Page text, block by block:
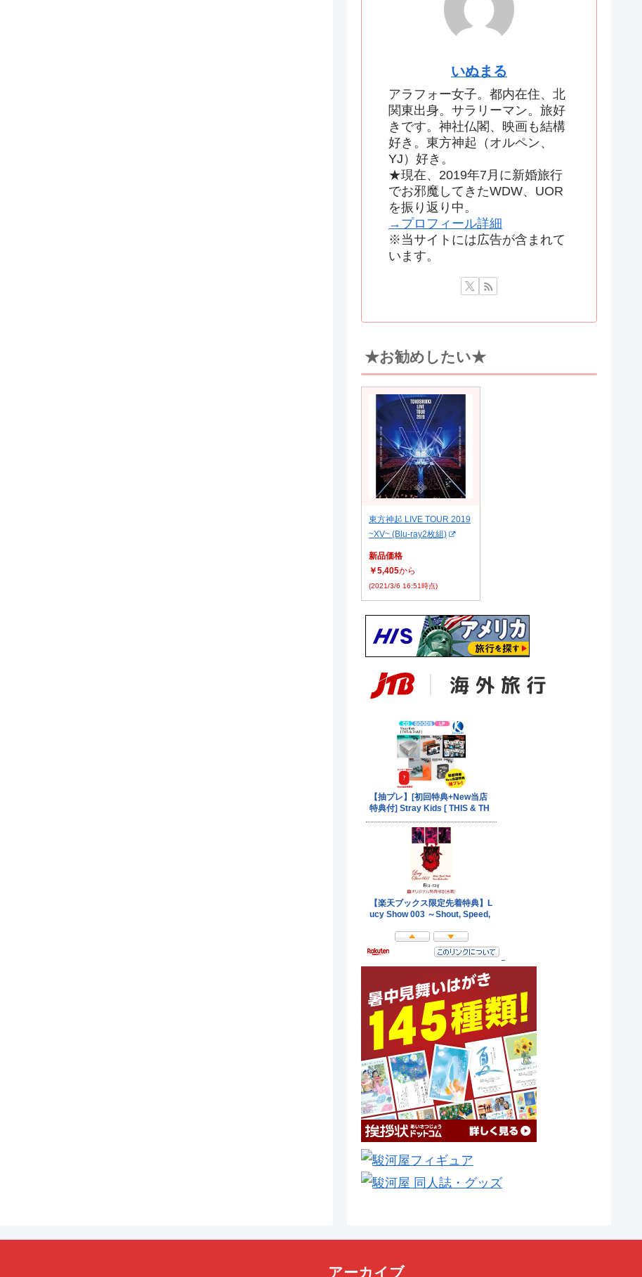
いぬまる
アラフォー女子。都内在住、北
関東出身。サラリーマン。旅好
きです。神社仏閣、映画も結構
好き。東方神起（オルペン、
YJ）好き。
★現在、2019年7月に新婚旅行
でお邪魔してきたWDW、UOR
を振り返り中。
→プロフィール詳細
※当サイトには広告が含まれて
います。
★お勧めしたい★
東方神起 LIVE TOUR 2019
~XV~ (Blu-ray2枚組)
新品価格
￥5,405から
(2021/3/6 16:51時点)
アーカイブ